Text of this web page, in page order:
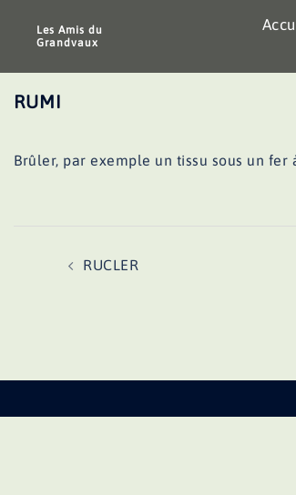
Les Amis du
Grandvaux
RUMI
Brûler, par exemple un tissu sous un fer
RUCLER